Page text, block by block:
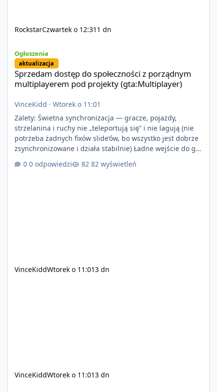
RockstarCzwartek o 12:31 1 dn
Ogłoszenia
aktualizacja
Sprzedam dostęp do społeczności z porządnym
multiplayerem pod projekty (gta:Multiplayer)
VinceKidd · Wtorek o 11:01
Zalety: Świetna synchronizacja — gracze, pojazdy,
strzelanina i ruchy nie „teleportują się” i nie lagują (nie
potrzeba żadnych fixów slide’ów, bo wszystko jest dobrze
zsynchronizowane i działa stabilnie) Ładne wejście do gry
+ solidny antycheat na poziomie multiplayera Wygodne
pisanie własnych modów i skryptów (wsparcie C# / JS /
0 odpowiedzi 82 wyświetleń
VinceKiddWtorek o 11:013 dn
VinceKiddWtorek o 11:013 dn